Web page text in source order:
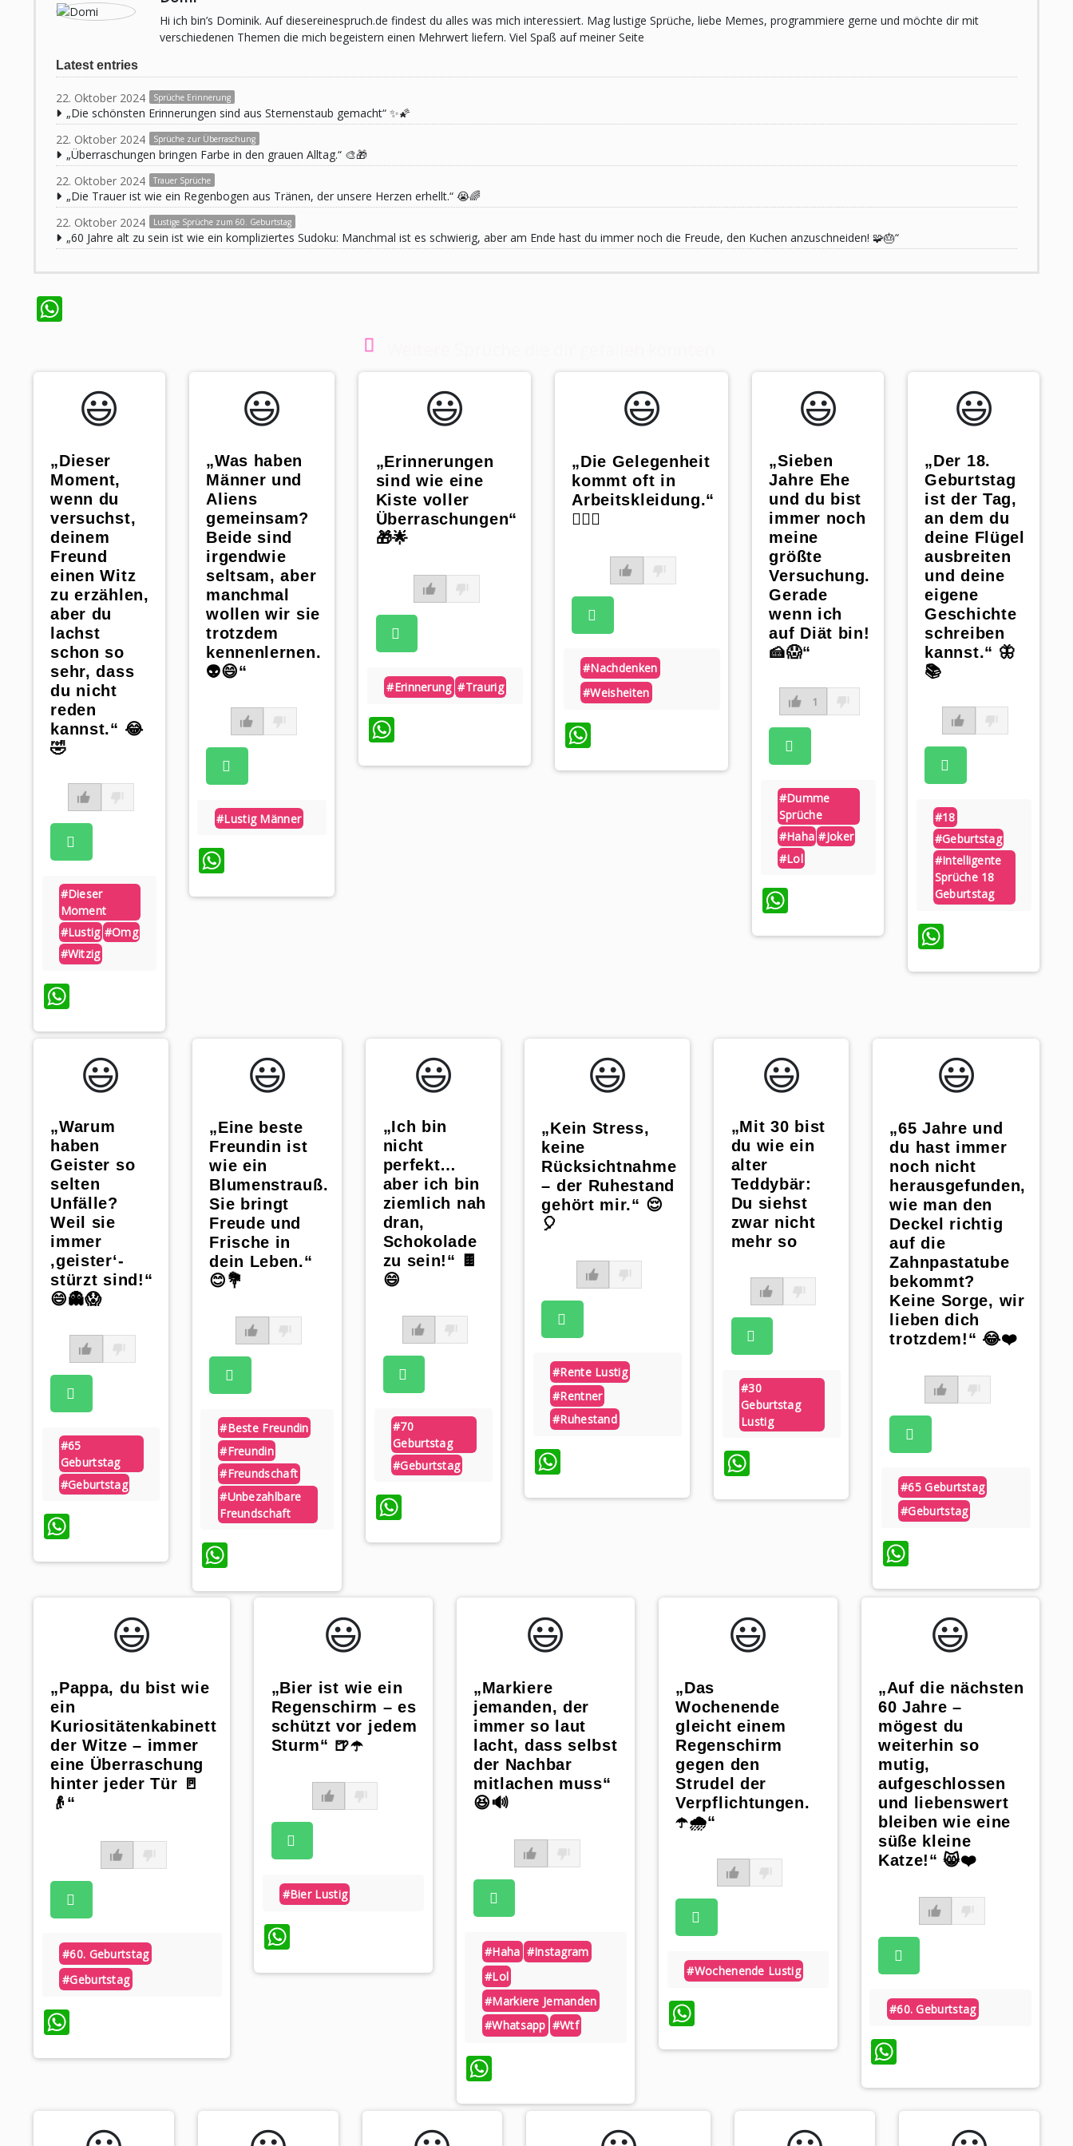
Hi ich bin’s Dominik. Auf diesereinespruch.de findest du alles was mich interessiert. Mag lustige Sprüche, liebe Memes, programmiere gerne und möchte dir mit
verschiedenen Themen die mich begeistern einen Mehrwert liefern. Viel Spaß auf meiner Seite
Latest entries
22. Oktober 2024 Sprüche Erinnerung
„Die schönsten Erinnerungen sind aus Sternenstaub gemacht“ ✨🌠
22. Oktober 2024
Sprüche zur Überraschung
„Überraschungen bringen Farbe in den grauen Alltag.“ 🎨🎁
22. Oktober 2024
Trauer Sprüche
„Die Trauer ist wie ein Regenbogen aus Tränen, der unsere Herzen erhellt.“ 😭🌈
22. Oktober 2024
Lustige Sprüche zum 60. Geburtstag
„60 Jahre alt zu sein ist wie ein kompliziertes Sudoku: Manchmal ist es schwierig, aber am Ende hast du immer noch die Freude, den Kuchen anzuschneiden! 🧩🎂“
😃️
„Dieser
Moment,
wenn du
versuchst,
deinem
Freund
einen Witz
zu erzählen,
aber du
lachst
schon so
sehr, dass
du nicht
reden
kannst.“ 😂
🤣
#dieser
Moment
#lustig #omg
#witzig
WhatsApp
😃️
„Was haben
Männer und
Aliens
gemeinsam?
Beide sind
irgendwie
seltsam, aber
manchmal
wollen wir sie
trotzdem
kennenlernen.
👽😄“
#lustig Männer
😃️
„Erinnerungen
sind wie eine
Kiste voller
Überraschungen“
🎁🌟
#erinnerung #traurig
WhatsApp
😃️
„Die Gelegenheit
kommt oft in
Arbeitskleidung.“
👷🏻‍♂️
#nachdenken
#weisheiten
WhatsApp
😃️
„Sieben
Jahre Ehe
und du bist
immer noch
meine
größte
Versuchung.
Gerade
wenn ich
auf Diät bin!
🍰😱“
1
#dumme
Sprüche
#haha #joker
#lol
WhatsApp
😃️
„Der 18.
Geburtstag
ist der Tag,
an dem du
deine Flügel
ausbreiten
und deine
eigene
Geschichte
schreiben
kannst.“ 🦋
📚
#18
#geburtstag
#intelligente
Sprüche 18
Geburtstag
WhatsApp
😃️
„Warum
haben
Geister so
selten
Unfälle?
Weil sie
immer
‚geister‘-
stürzt sind!“
😄👻😱
#65
Geburtstag
#geburtstag
WhatsApp
😃️
„Eine beste
Freundin ist
wie ein
Blumenstrauß.
Sie bringt
Freude und
Frische in
dein Leben.“
😊💐
#beste Freundin
#freundin
#freundschaft
#unbezahlbare
Freundschaft
😃️
„Ich bin
nicht
perfekt…
aber ich bin
ziemlich nah
dran,
Schokolade
zu sein!“ 🍫
😄
#70
Geburtstag
#geburtstag
WhatsApp
😃️
„Kein Stress,
keine
Rücksichtnahme
– der Ruhestand
gehört mir.“ 😌
🎈
#rente Lustig
#rentner
#ruhestand
WhatsApp
😃️
„Mit 30 bist
du wie ein
alter
Teddybär:
Du siehst
zwar nicht
mehr so
#30
Geburtstag
Lustig
WhatsApp
😃️
„65 Jahre und
du hast immer
noch nicht
herausgefunden,
wie man den
Deckel richtig
auf die
Zahnpastatube
bekommt?
Keine Sorge, wir
lieben dich
trotzdem!“ 😂❤️
#65 Geburtstag
#geburtstag
WhatsApp
😃️
„Pappa, du bist wie
ein
Kuriositätenkabinett
der Witze – immer
eine Überraschung
hinter jeder Tür 🚪
👴“
#60. Geburtstag
#geburtstag
WhatsApp
😃️
„Bier ist wie ein
Regenschirm – es
schützt vor jedem
Sturm“ 🍺☂️
#bier Lustig
WhatsApp
😃️
„Markiere
jemanden, der
immer so laut
lacht, dass selbst
der Nachbar
mitlachen muss“
😆🔊
#haha #instagram
#lol
#markiere Jemanden
#whatsapp #wtf
😃️
„Das
Wochenende
gleicht einem
Regenschirm
gegen den
Strudel der
Verpflichtungen.
☂️🌧️“
#wochenende Lustig
WhatsApp
😃️
„Auf die nächsten
60 Jahre –
mögest du
weiterhin so
mutig,
aufgeschlossen
und liebenswert
bleiben wie eine
süße kleine
Katze!“ 😸❤️
#60. Geburtstag